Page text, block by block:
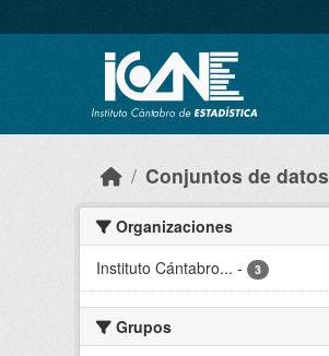
Conjuntos de datos
Organizaciones
Instituto Cántabro... - 3
Grupos